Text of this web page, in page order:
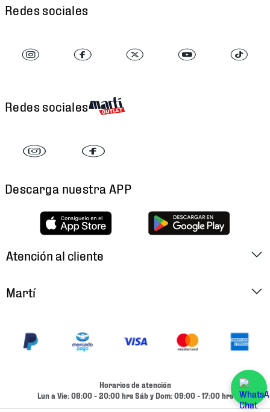
Redes sociales
Redes sociales
Descarga nuestra APP
Atención al cliente
Cambios y Devoluciones
Martí
Ubica tu Tienda
Términos y Condiciones
Horarios de atención
Lun a Vie: 08:00 - 20:00 hrs Sáb y Dom: 09:00 - 17:00 hrs